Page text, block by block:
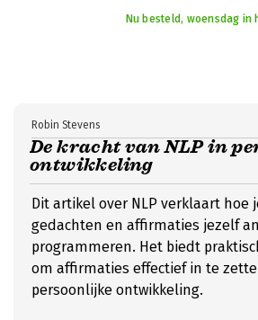
Nu besteld, woensdag
De kracht van NLP in
ontwikkeling
Robin Stevens
Dit artikel over NLP verklaart hoe
gedachten en affirmaties jezelf
programmeren. Het biedt
om affirmaties effectief in te
persoonlijke ontwikkeling.